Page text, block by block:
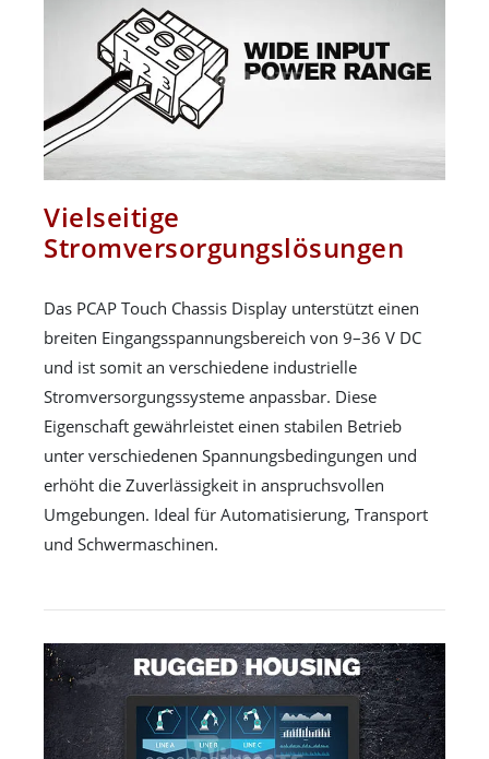
Vielseitige
Stromversorgungslösungen
Das PCAP Touch Chassis Display unterstützt einen
breiten Eingangsspannungsbereich von 9–36 V DC
und ist somit an verschiedene industrielle
Stromversorgungssysteme anpassbar. Diese
Eigenschaft gewährleistet einen stabilen Betrieb
unter verschiedenen Spannungsbedingungen und
erhöht die Zuverlässigkeit in anspruchsvollen
Umgebungen. Ideal für Automatisierung, Transport
und Schwermaschinen.